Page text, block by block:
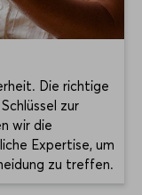
Die richtige
zur
wir die
Expertise, um
zu treffen.